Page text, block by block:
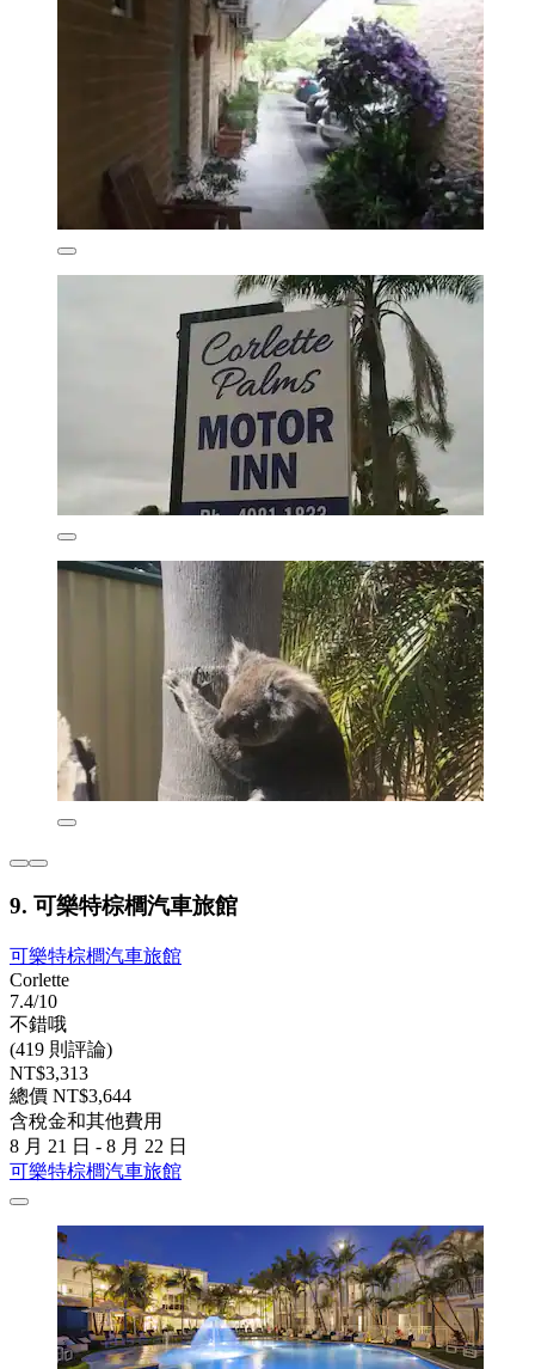
9. 可樂特棕櫚汽車旅館
可樂特棕櫚汽車旅館
Corlette
7.4/10
不錯哦
(419 則評論)
NT$3,313
總價 NT$3,644
含稅金和其他費用
8 月 21 日 - 8 月 22 日
可樂特棕櫚汽車旅館